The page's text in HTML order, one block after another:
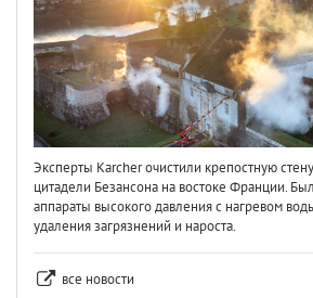
Эксперты Karcher очистили крепостную
цитадели Безансона на востоке Франции.
аппараты высокого давления с нагревом
удаления загрязнений и нароста.
все новости